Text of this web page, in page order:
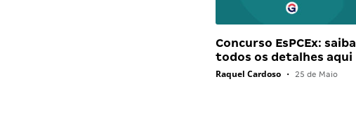
Concurso EsPCEx: saiba
todos os detalhes aqui
Raquel Cardoso • 25 de Maio